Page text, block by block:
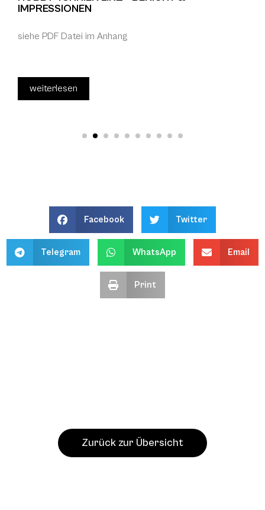
IMPRESSIONEN
siehe PDF Datei im Anhang
weiterlesen
Facebook Twitter
Telegram WhatsApp Email
Print
Zurück zur Übersicht